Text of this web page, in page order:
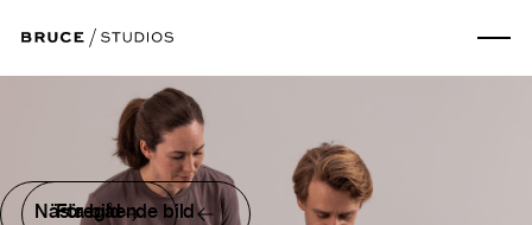
Föregående bild
Nästa bild